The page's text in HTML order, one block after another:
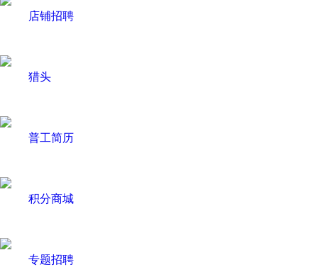
店铺招聘
猎头
普工简历
积分商城
专题招聘